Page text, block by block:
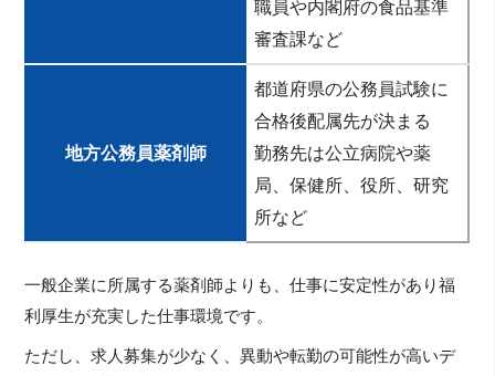
職員や内閣府の食品基準
審査課など
地方公務員薬剤師
都道府県の公務員試験に
合格後配属先が決まる
勤務先は公立病院や薬
局、保健所、役所、研究
所など
一般企業に所属する薬剤師よりも、仕事に安定性があり福
利厚生が充実した仕事環境です。
ただし、求人募集が少なく、異動や転勤の可能性が高いデ